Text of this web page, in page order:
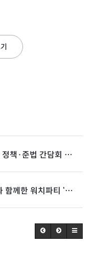
책·준법 간담회 개
함께한 워치파티 ‘성